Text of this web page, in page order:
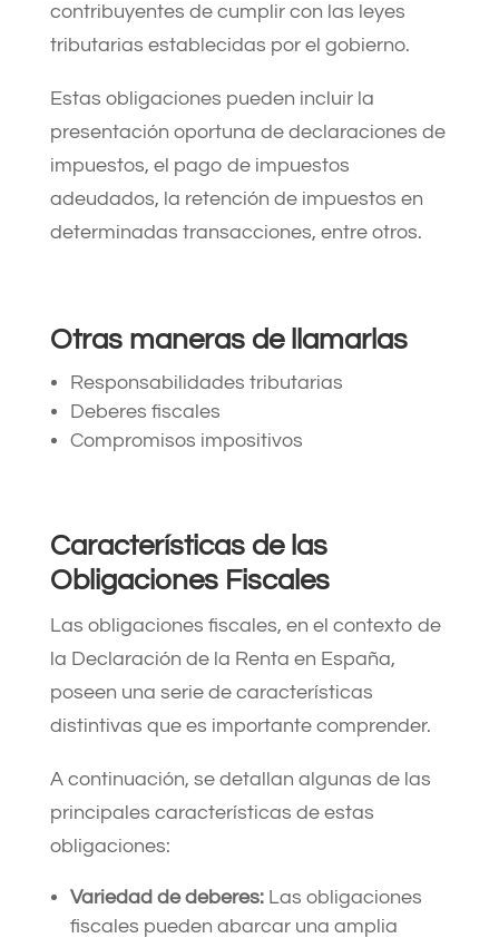
contribuyentes de cumplir con las leyes
tributarias establecidas por el gobierno.
Estas obligaciones pueden incluir la
presentación oportuna de declaraciones de
impuestos, el pago de impuestos
adeudados, la retención de impuestos en
determinadas transacciones, entre otros.
Otras maneras de llamarlas
Responsabilidades tributarias
Deberes fiscales
Compromisos impositivos
Características de las
Obligaciones Fiscales
Las obligaciones fiscales, en el contexto de
la Declaración de la Renta en España,
poseen una serie de características
distintivas que es importante comprender.
A continuación, se detallan algunas de las
principales características de estas
obligaciones:
Variedad de deberes: Las obligaciones
fiscales pueden abarcar una amplia